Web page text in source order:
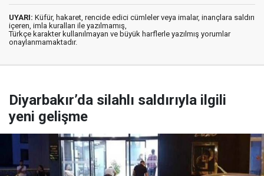
UYARI: Küfür, hakaret, rencide edici cümleler veya imalar, inançlara saldırı
içeren, imla kuralları ile yazılmamış,
Türkçe karakter kullanılmayan ve büyük harflerle yazılmış yorumlar
onaylanmamaktadır.
Diyarbakır’da silahlı saldırıyla ilgili
yeni gelişme